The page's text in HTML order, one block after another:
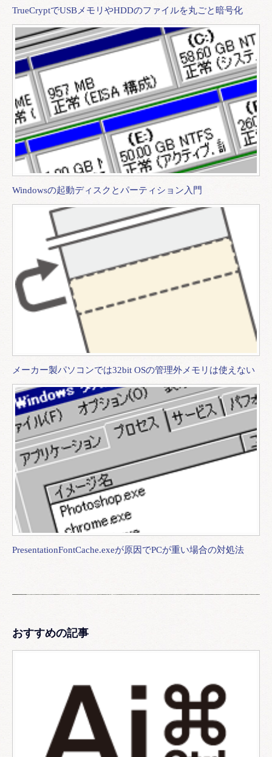
TrueCryptでUSBメモリやHDDのファイルを丸ごと暗号化
Windowsの起動ディスクとパーティション入門
メーカー製パソコンでは32bit OSの管理外メモリは使えない
PresentationFontCache.exeが原因でPCが重い場合の対処法
おすすめの記事